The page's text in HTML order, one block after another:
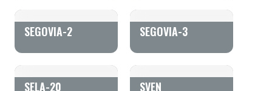
SEGOVIA-2 SEGOVIA-3
SELA-20 SVEN